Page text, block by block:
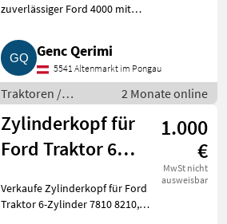
zuverlässiger Ford 4000 mit
Leistung. Der Traktor ist
aufgrund der km/h nicht
pickerlpflichtig. Daten: Bj.: 1971,
Diesel,
Genc Qerimi
5541 Altenmarkt im Pongau
Traktoren /
Standard
Traktoren
2 Monate online
Zylinderkopf für
Ford Traktor 6-
8210
1.000
€
MwSt nicht
ausweisbar
Verkaufe Zylinderkopf für Ford
Traktor 6-Zylinder 7810 8210,